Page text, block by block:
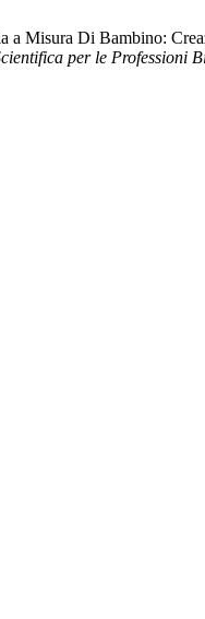
a Misura Di Bambino:
per le Professioni